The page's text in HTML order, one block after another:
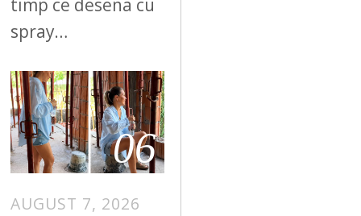
timp ce desena cu
spray…
06
AUGUST 7, 2026